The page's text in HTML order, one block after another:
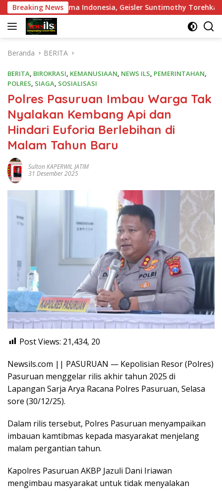
Langsung
ke
konten
Breaking News
Nama Indonesia, Geisler Suntimothy Torehkan
Beranda BERITA
BERITA, BIROKRASI, KEMANUSIAAN, NEWS ILS, PEMERINTAHAN,
POLRES, SIAGA, SOSIALISASI
Polres Pasuruan Imbau Warga Tak
Nyalakan Kembang Api dan
Hindari Euforia Berlebihan di
Malam Tahun Baru
Sulton KAPERWIL JATIM
31 Desember 2025
Post Views: 21,434, 20
Newsils.com || PASURUAN — Kepolisian Resor (Polres)
Pasuruan menggelar rilis akhir tahun 2025 di
Lapangan Sarja Arya Racana Polres Pasuruan, Selasa
sore (30/12/25).
Dalam rilis tersebut, Polres Pasuruan menyampaikan
imbauan kamtibmas kepada masyarakat menjelang
malam pergantian tahun.
Kapolres Pasuruan AKBP Jazuli Dani Iriawan
mengimbau masyarakat untuk tidak menyalakan